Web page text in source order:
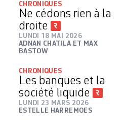
CHRONIQUES
Ne cédons rien à la
droite
LUNDI 18 MAI 2026
ADNAN CHATILA ET MAX
BASTOW
CHRONIQUES
Les banques et la
société liquide
LUNDI 23 MARS 2026
ESTELLE HARREMOES